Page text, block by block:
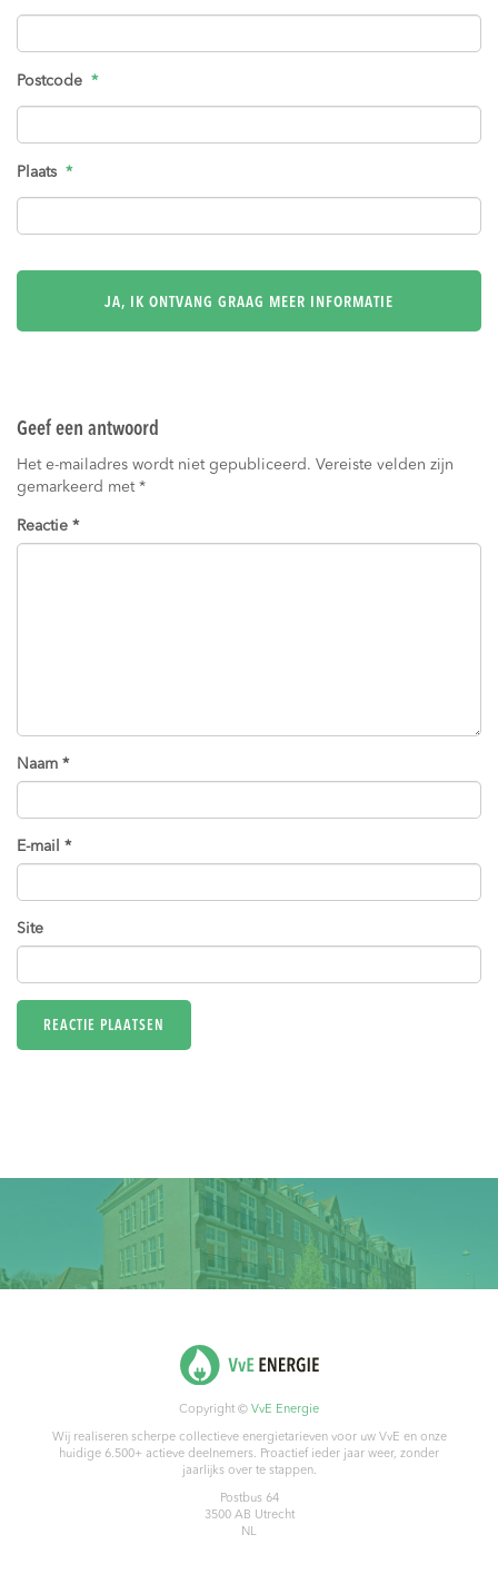
Postcode *
Plaats *
Geef een antwoord
Het e-mailadres wordt niet gepubliceerd. Vereiste velden zijn
gemarkeerd met *
Reactie *
Naam *
E-mail *
Site
Copyright © VvE Energie
Wij realiseren scherpe collectieve energietarieven voor uw VvE en onze
huidige 6.500+ actieve deelnemers. Proactief ieder jaar weer, zonder
jaarlijks over te stappen.
Postbus 64
3500 AB Utrecht
NL